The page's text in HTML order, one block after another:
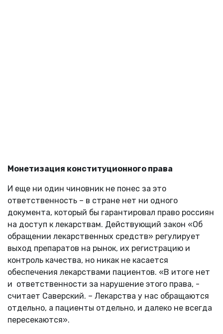
Монетизация конституционного права
И еще ни один чиновник не понес за это
ответственность – в стране нет ни одного
документа, который бы гарантировал право россиян
на доступ к лекарствам. Действующий закон «Об
обращении лекарственных средств» регулирует
выход препаратов на рынок, их регистрацию и
контроль качества, но никак не касается
обеспечения лекарствами пациентов. «В итоге нет
и ответственности за нарушение этого права, -
считает Саверский. – Лекарства у нас обращаются
отдельно, а пациенты отдельно, и далеко не всегда
пересекаются».